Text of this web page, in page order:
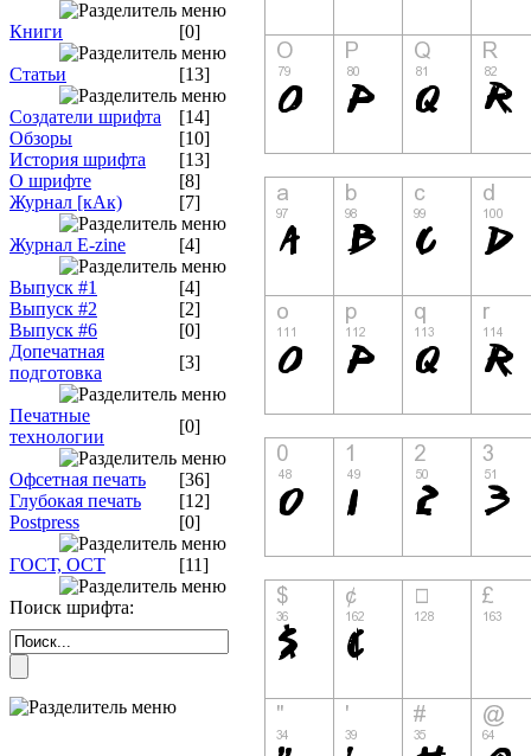
Книги [0]
Статьи [13]
Создатели шрифта
[14]
Обзоры
[10]
История шрифта
[13]
О шрифте
[8]
Журнал [кАк)
[7]
Журнал E-zine [4]
Выпуск #1
[4]
Выпуск #2
[2]
Выпуск #6
[0]
Допечатная
подготовка
[3]
Печатные
технологии
[0]
Офсетная печать
[36]
Глубокая печать
[12]
Postpress
[0]
ГОСТ, ОСТ [11]
Поиск шрифта: